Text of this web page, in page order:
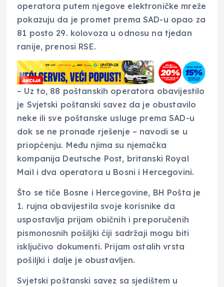
operatora putem njegove elektroničke mreže
pokazuju da je promet prema SAD-u opao za
81 posto 29. kolovoza u odnosu na tjedan
ranije, prenosi RSE.
– Uz to, 88 poštanskih operatora obavijestilo
je Svjetski poštanski savez da je obustavilo
neke ili sve poštanske usluge prema SAD-u
dok se ne pronađe rješenje – navodi se u
priopćenju. Među njima su njemačka
kompanija Deutsche Post, britanski Royal
Mail i dva operatora u Bosni i Hercegovini.
Što se tiče Bosne i Hercegovine, BH Pošta je
1. rujna obavijestila svoje korisnike da
uspostavlja prijam običnih i preporučenih
pismonosnih pošiljki čiji sadržaji mogu biti
isključivo dokumenti. Prijam ostalih vrsta
pošiljki i dalje je obustavljen.
Svjetski poštanski savez sa sjedištem u